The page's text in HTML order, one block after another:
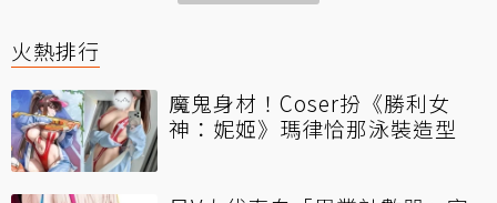
火熱排行
魔鬼身材！Coser扮《勝利女
神：妮姬》瑪律恰那泳裝造型